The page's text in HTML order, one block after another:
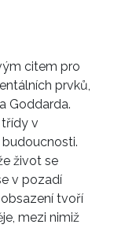
citem pro
prvků,
Goddarda.
v
život se
v pozadí
tvoří
mezi nimiž